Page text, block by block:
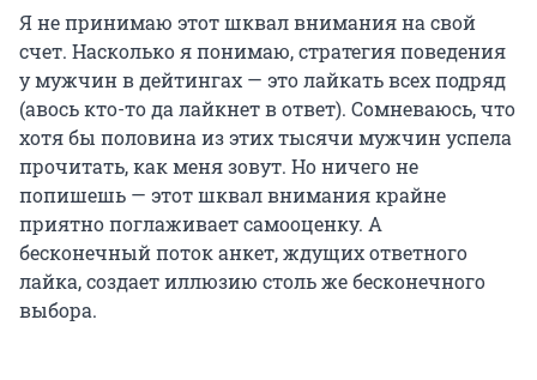
Я не принимаю этот шквал внимания на свой
счет. Насколько я понимаю, стратегия поведения
у мужчин в дейтингах — это лайкать всех подряд
(авось кто-то да лайкнет в ответ). Сомневаюсь, что
хотя бы половина из этих тысячи мужчин успела
прочитать, как меня зовут. Но ничего не
попишешь — этот шквал внимания крайне
приятно поглаживает самооценку. А
бесконечный поток анкет, ждущих ответного
лайка, создает иллюзию столь же бесконечного
выбора.